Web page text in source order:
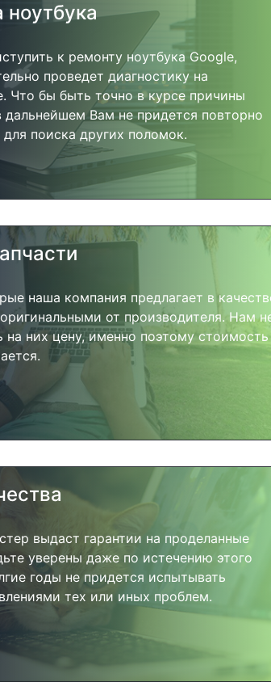
ноутбука
к ремонту ноутбука Google,
проведет диагностику на
Что бы быть точно в курсе причины
дальнейшем Вам не придется повторно
поиска других поломок.
наша компания предлагает в
от производителя. Нам
них цену, именно поэтому стоимость
выдаст гарантии на проделанные
уверены даже по истечению этого
годы не придется испытывать
тех или иных проблем.